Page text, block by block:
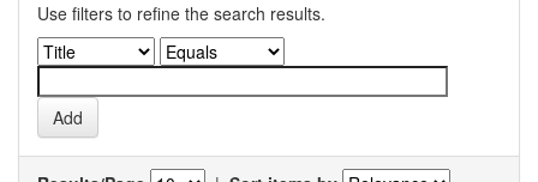
Use filters to refine the search results.